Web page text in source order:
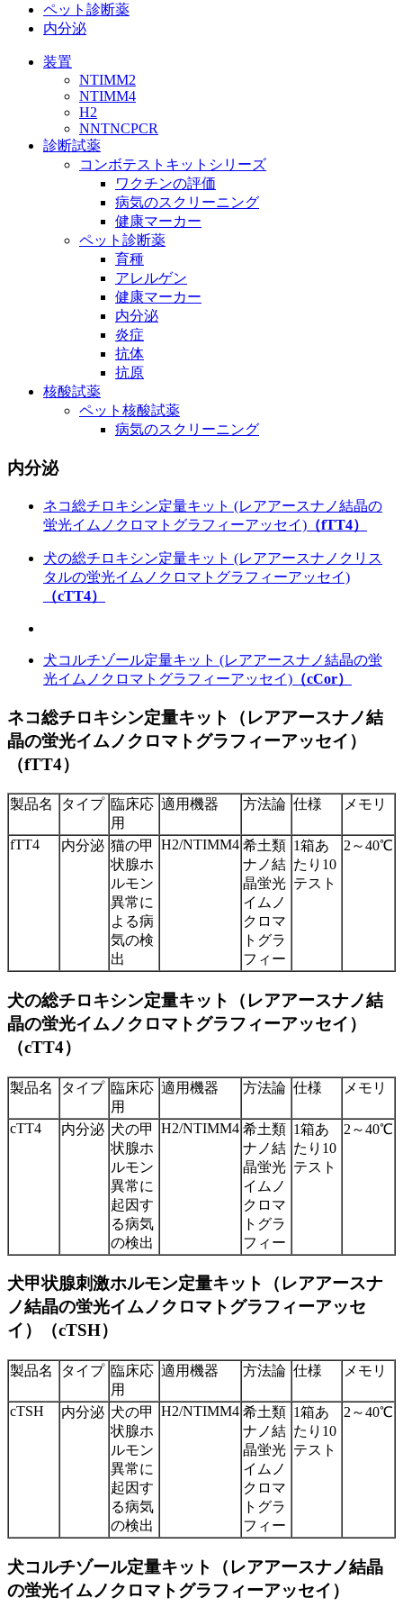
ペット診断薬
内分泌
装置
NTIMM2
NTIMM4
H2
NNTNCPCR
診断試薬
コンボテストキットシリーズ
ワクチンの評価
病気のスクリーニング
健康マーカー
ペット診断薬
育種
アレルゲン
健康マーカー
内分泌
炎症
抗体
抗原
核酸試薬
ペット核酸試薬
病気のスクリーニング
内分泌
ネコ総チロキシン定量キット (レアアースナノ結晶の
蛍光イムノクロマトグラフィーアッセイ) （fTT4）
犬の総チロキシン定量キット (レアアースナノクリス
タルの蛍光イムノクロマトグラフィーアッセイ)
（cTT4）
犬コルチゾール定量キット (レアアースナノ結晶の蛍
光イムノクロマトグラフィーアッセイ) （cCor）
ネコ総チロキシン定量キット（レアアースナノ結
晶の蛍光イムノクロマトグラフィーアッセイ）
（fTT4）
製品名 タイプ 臨床応
用
適用機器 方法論 仕様 メモリ
fTT4 内分泌 猫の甲
状腺ホ
ルモン
異常に
よる病
気の検
出
H2/NTIMM4 希土類
ナノ結
晶蛍光
イムノ
クロマ
トグラ
フィー
1箱あ
たり10
テスト
2～40℃
犬の総チロキシン定量キット（レアアースナノ結
晶の蛍光イムノクロマトグラフィーアッセイ）
（cTT4）
製品名 タイプ 臨床応
用
適用機器 方法論 仕様 メモリ
cTT4 内分泌 犬の甲
状腺ホ
ルモン
異常に
起因す
る病気
の検出
H2/NTIMM4 希土類
ナノ結
晶蛍光
イムノ
クロマ
トグラ
フィー
1箱あ
たり10
テスト
2～40℃
犬甲状腺刺激ホルモン定量キット（レアアースナ
ノ結晶の蛍光イムノクロマトグラフィーアッセ
イ）（cTSH）
製品名 タイプ 臨床応
用
適用機器 方法論 仕様 メモリ
cTSH 内分泌 犬の甲
状腺ホ
ルモン
異常に
起因す
る病気
の検出
H2/NTIMM4 希土類
ナノ結
晶蛍光
イムノ
クロマ
トグラ
フィー
1箱あ
たり10
テスト
2～40℃
犬コルチゾール定量キット（レアアースナノ結晶
の蛍光イムノクロマトグラフィーアッセイ）